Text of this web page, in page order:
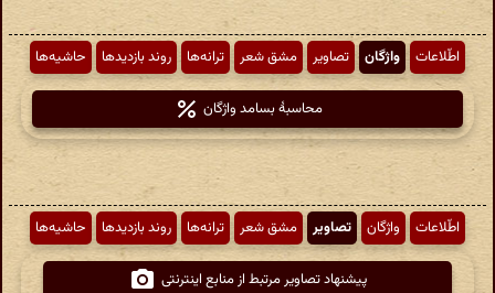
اطّلاعات واژگان تصاویر مشق شعر ترانه‌ها روند بازدیدها حاشیه‌ها
محاسبهٔ بسامد واژگان
اطّلاعات واژگان تصاویر مشق شعر ترانه‌ها روند بازدیدها حاشیه‌ها
پیشنهاد تصاویر مرتبط از منابع اینترنتی